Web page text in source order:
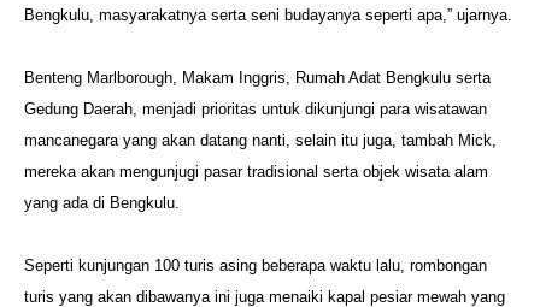
Bengkulu, masyarakatnya serta seni budayanya seperti apa,” ujarnya.
Benteng Marlborough, Makam Inggris, Rumah Adat Bengkulu serta
Gedung Daerah, menjadi prioritas untuk dikunjungi para wisatawan
mancanegara yang akan datang nanti, selain itu juga, tambah Mick,
mereka akan mengunjugi pasar tradisional serta objek wisata alam
yang ada di Bengkulu.
Seperti kunjungan 100 turis asing beberapa waktu lalu, rombongan
turis yang akan dibawanya ini juga menaiki kapal pesiar mewah yang